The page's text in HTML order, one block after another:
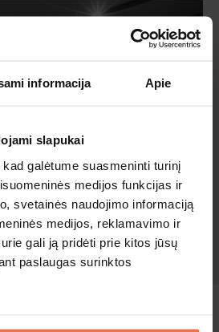
informacija Apie
slapukai
galėtume suasmeninti turinį
medijos funkcijas ir
svetainės naudojimo informaciją
medijos, reklamavimo ir
gali ją pridėti prie kitos jūsų
paslaugas surinktos
21METŲ?